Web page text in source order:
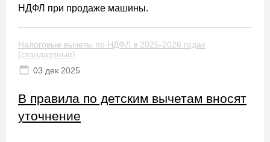
НДФЛ при продаже машины.
Налоговые вычеты по НДФЛ в 2025-2026 годах
(стандартные)
03 дек 2025
В правила по детским вычетам вносят
уточнение